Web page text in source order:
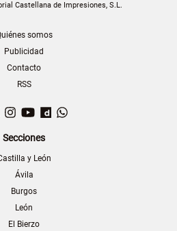
Castellana de Impresiones, S.L.
somos
Publicidad
Contacto
RSS
TwitterInstagram
YouTubeDailymotion
Secciones
y León
Ávila
Burgos
León
El Bierzo